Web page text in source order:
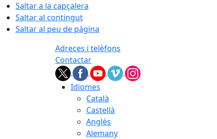
Saltar a la capçalera
Saltar al contingut
Saltar al peu de pàgina
Adreces i telèfons
Contactar
Idiomes
Català
Castellà
Anglès
Alemany